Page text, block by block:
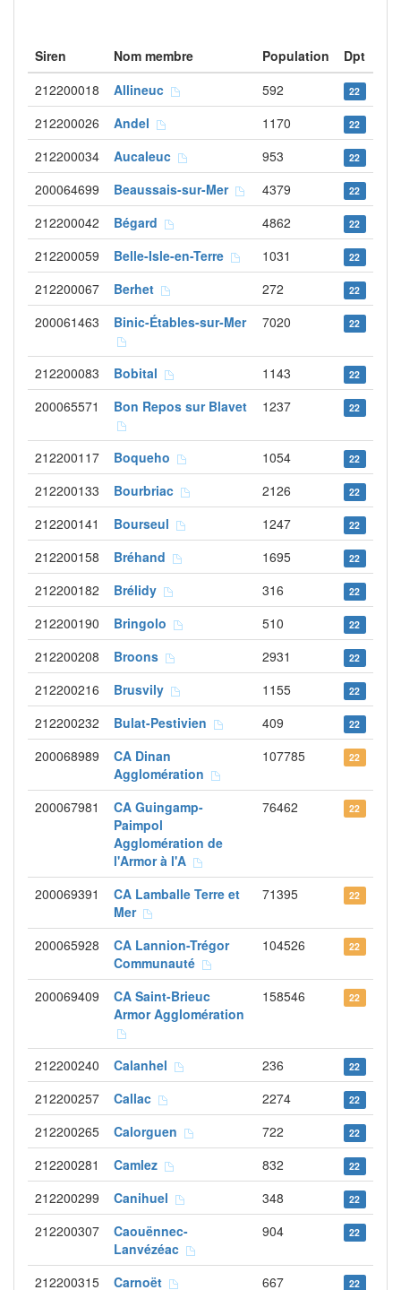
Siren Nom membre Population
Dpt
212200018
Allineuc 592 22
212200026 Andel 1170 22
212200034 Aucaleuc 953 22
200064699 Beaussais-sur-Mer 4379 22
212200042 Bégard 4862 22
212200059 Belle-Isle-en-Terre 1031 22
212200067 Berhet 272 22
200061463 Binic-Étables-sur-Mer 7020 22
212200083 Bobital 1143 22
200065571 Bon Repos sur Blavet 1237 22
212200117 Boqueho 1054 22
212200133 Bourbriac 2126 22
212200141 Bourseul 1247 22
212200158 Bréhand 1695 22
212200182 Brélidy 316 22
212200190 Bringolo 510 22
212200208 Broons 2931 22
212200216 Brusvily 1155 22
212200232 Bulat-Pestivien 409 22
200068989
CA Dinan
Agglomération
107785 22
200067981
CA Guingamp-
Paimpol
Agglomération de
l'Armor à l'A
76462 22
200069391
CA Lamballe Terre et
Mer
71395 22
200065928
CA Lannion-Trégor
Communauté
104526 22
200069409
CA Saint-Brieuc
Armor Agglomération
158546 22
212200240 Calanhel 236 22
212200257 Callac 2274 22
212200265 Calorguen 722 22
212200281 Camlez 832 22
212200299 Canihuel 348 22
212200307
Caouënnec-
Lanvézéac
904 22
212200315 Carnoët 667 22